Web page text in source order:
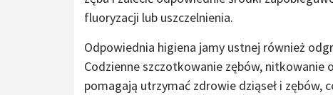
fluoryzacji lub uszczelnienia.
Odpowiednia higiena jamy ustnej również
Codzienne szczotkowanie zębów, nitkowanie
pomagają utrzymać zdrowie dziąseł i zębów,